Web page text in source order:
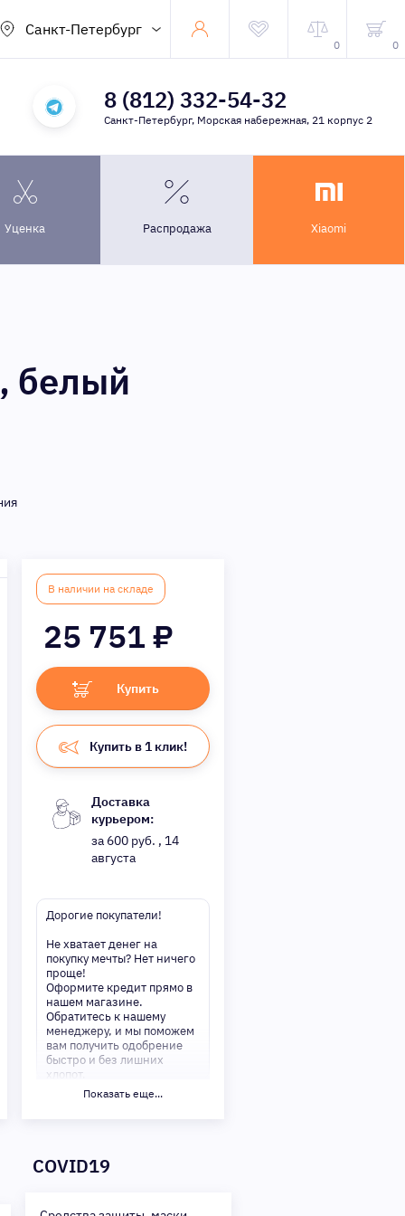
Санкт-Петербург
0 0
8 (812) 332-54-32
Санкт-Петербург, Морская набережная, 21 корпус 2
Уценка Распродажа Xiaomi
белый
В наличии на складе
25 751₽
Купить
Купить в 1 клик!
Доставка
курьером:
за 600 руб. , 14
августа
Дорогие покупатели!
Не хватает денег на
покупку мечты? Нет ничего
проще!
Оформите кредит прямо в
нашем магазине.
Обратитесь к нашему
менеджеру, и мы поможем
вам получить одобрение
быстро и без лишних
хлопот.
только паспорт
-Удобные сроки и низкие
Показать еще...
COVID19